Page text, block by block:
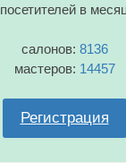
посетителей в
салонов: 8136
мастеров: 14457
Регистрация